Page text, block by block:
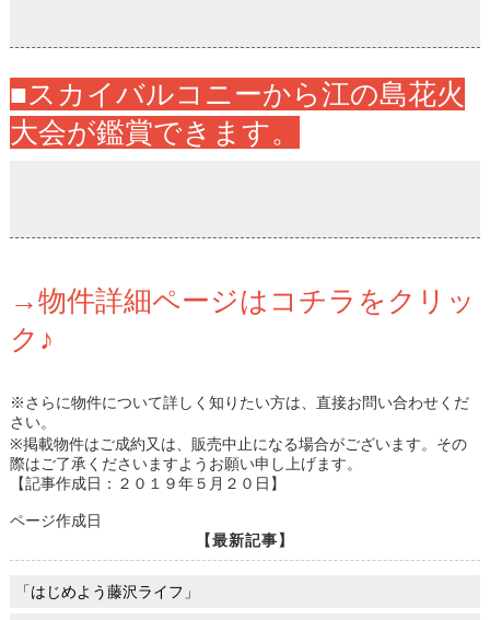
■スカイバルコニーから江の島花火
大会が鑑賞できます。
→物件詳細ページはコチラをクリッ
ク♪
※さらに物件について詳しく知りたい方は、直接お問い合わせくだ
さい。
※掲載物件はご成約又は、販売中止になる場合がございます。その
際はご了承くださいますようお願い申し上げます。
【記事作成日：２０１９年５月２０日】
ページ作成日
【最新記事】
「はじめよう藤沢ライフ」